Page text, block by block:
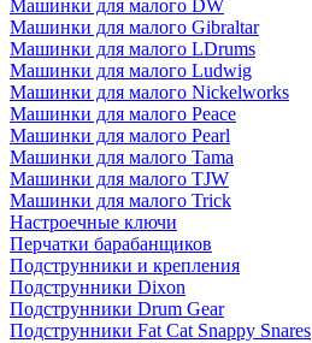
Машинки для малого DW
Машинки для малого Gibraltar
Машинки для малого LDrums
Машинки для малого Ludwig
Машинки для малого Nickelworks
Машинки для малого Peace
Машинки для малого Pearl
Машинки для малого Tama
Машинки для малого TJW
Машинки для малого Trick
Настроечные ключи
Перчатки барабанщиков
Подструнники и крепления
Подструнники Dixon
Подструнники Drum Gear
Подструнники Fat Cat Snappy Snares